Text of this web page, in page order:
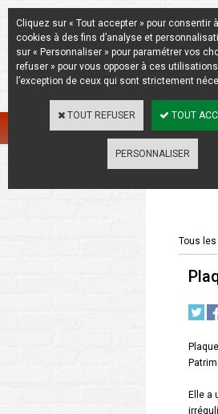
La
Tous
Elle a
Cliquez sur « Tout accepter » pour consentir
cookies à des fins d’analyse et
sur « Personnaliser » pour paramétrer vos
refuser » pour vous opposer à ces
l’exception de ceux qui sont strictement
TOUT REFUSER TOUT
PERSONNALISER